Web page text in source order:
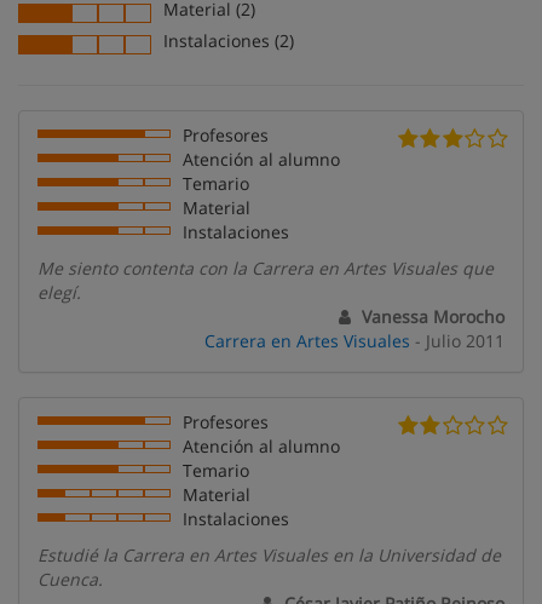
Material (2)
Instalaciones (2)
Profesores
Atención al alumno
Temario
Material
Instalaciones
Me siento contenta con la Carrera en Artes Visuales que
elegí.
Vanessa Morocho
Carrera en Artes Visuales - Julio 2011
Profesores
Atención al alumno
Temario
Material
Instalaciones
Estudié la Carrera en Artes Visuales en la Universidad de
Cuenca.